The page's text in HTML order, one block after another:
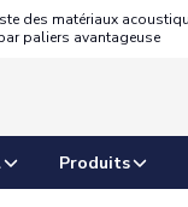
des matériaux
paliers avantageuse
Produits